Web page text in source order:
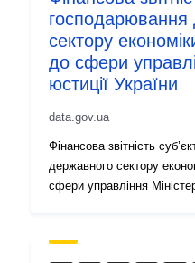
uriRef:
Sonraí leagain:
господарювання
сектору
до сфери
юстиції України
data.gov.ua
Фінансова звітність
державного сектору
сфери управління